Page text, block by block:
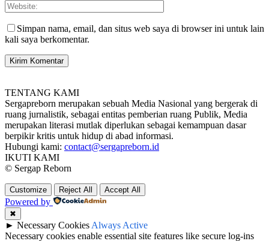
Simpan nama, email, dan situs web saya di browser ini untuk lain
kali saya berkomentar.
TENTANG KAMI
Sergapreborn merupakan sebuah Media Nasional yang bergerak di
ruang jurnalistik, sebagai entitas pemberian ruang Publik, Media
merupakan literasi mutlak diperlukan sebagai kemampuan dasar
berpikir kritis untuk hidup di abad informasi.
Hubungi kami: contact@sergapreborn.id
IKUTI KAMI
© Sergap Reborn
Customize Reject All Accept All
Powered by
✖
► Necessary Cookies Always Active
Necessary cookies enable essential site features like secure log-ins